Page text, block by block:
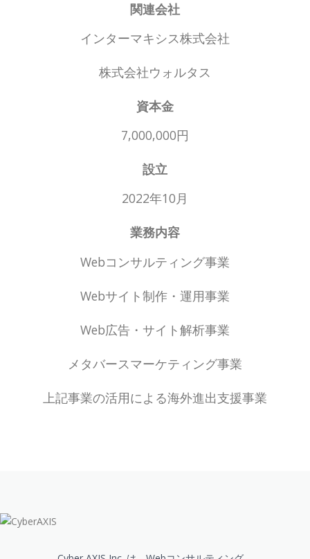
関連会社
インターマキシス株式会社
株式会社ウォルタス
資本金
7,000,000円
設立
2022年10月
業務内容
Webコンサルティング事業
Webサイト制作・運用事業
Web広告・サイト解析事業
メタバースマーケティング事業
上記事業の活用による海外進出支援事業